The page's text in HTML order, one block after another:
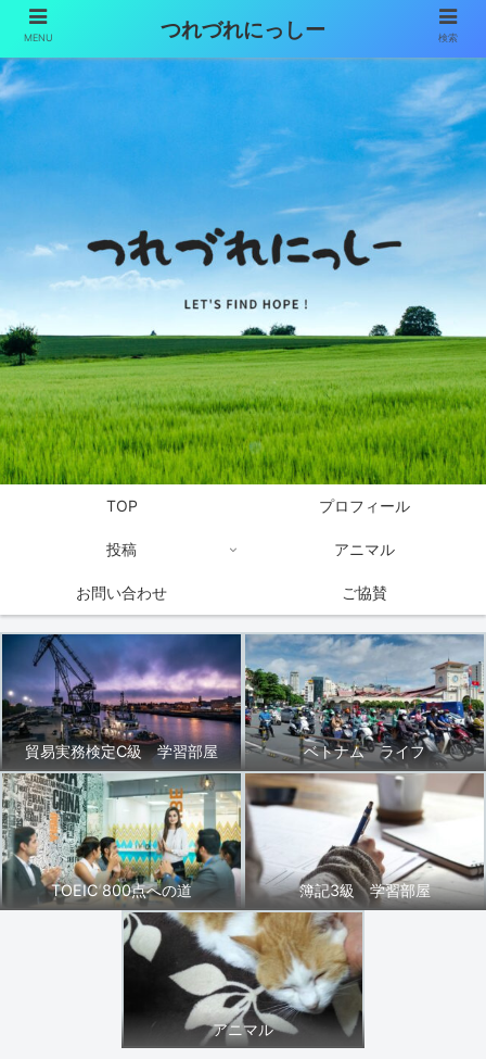
TOP プロフィール
投稿 アニマル
お問い合わせ ご協賛
貿易実務検定C級 学習部屋 ベトナム ライフ
TOEIC 800点への道 簿記3級 学習部屋
アニマル
MENU つれづれにっしー 検索